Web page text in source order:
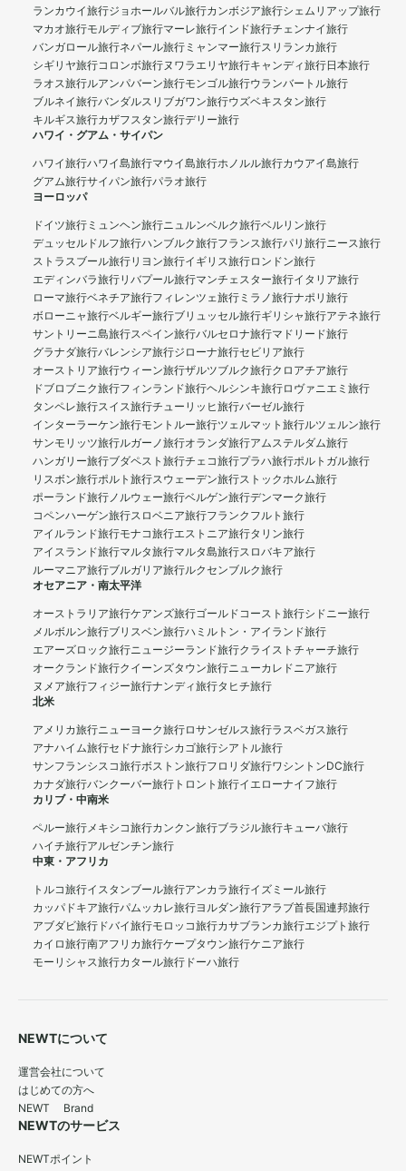
ランカウイ旅行ジョホールバル旅行カンボジア旅行シェムリアップ旅行
マカオ旅行モルディブ旅行マーレ旅行インド旅行チェンナイ旅行
バンガロール旅行ネパール旅行 ミャンマー旅行スリランカ旅行
シギリヤ旅行コロンボ旅行ヌワラエリヤ旅行キャンディ旅行日本旅行
ラオス旅行ルアンパバーン旅行モンゴル旅行ウランバートル旅行
ブルネイ旅行バンダルスリブガワン旅行ウズベキスタン旅行
キルギス旅行カザフスタン旅行デリー旅行
ハワイ・グアム・サイパン
ハワイ旅行ハワイ島旅行マウイ島旅行ホノルル旅行カウアイ島旅行
グアム旅行サイパン旅行パラオ旅行
ヨーロッパ
ドイツ旅行 ミュンヘン旅行ニュルンベルク旅行ベルリン旅行
デュッセルドルフ旅行ハンブルク旅行フランス旅行パリ旅行ニース旅行
ストラスブール旅行リヨン旅行イギリス旅行ロンドン旅行
エディンバラ旅行リバプール旅行マンチェスター旅行イタリア旅行
ローマ旅行ベネチア旅行フィレンツェ旅行 ミラノ旅行ナポリ旅行
ボローニャ旅行ベルギー旅行ブリュッセル旅行ギリシャ旅行アテネ旅行
サントリーニ島旅行スペイン旅行バルセロナ旅行マドリード旅行
グラナダ旅行バレンシア旅行ジローナ旅行セビリア旅行
オーストリア旅行ウィーン旅行ザルツブルク旅行クロアチア旅行
ドブロブニク旅行フィンランド旅行ヘルシンキ旅行ロヴァニエミ旅行
タンペレ旅行スイス旅行チューリッヒ旅行バーゼル旅行
インターラーケン旅行モントルー旅行ツェルマット旅行ルツェルン旅行
サンモリッツ旅行ルガーノ旅行オランダ旅行アムステルダム旅行
ハンガリー旅行ブダペスト旅行チェコ旅行プラハ旅行ポルトガル旅行
リスボン旅行ポルト旅行スウェーデン旅行ストックホルム旅行
ポーランド旅行ノルウェー旅行ベルゲン旅行デンマーク旅行
コペンハーゲン旅行スロベニア旅行フランクフルト旅行
アイルランド旅行モナコ旅行エストニア旅行タリン旅行
アイスランド旅行マルタ旅行マルタ島旅行スロバキア旅行
ルーマニア旅行ブルガリア旅行ルクセンブルク旅行
オセアニア・南太平洋
オーストラリア旅行ケアンズ旅行ゴールドコースト旅行シドニー旅行
メルボルン旅行ブリスベン旅行ハミルトン・アイランド旅行
エアーズロック旅行ニュージーランド旅行クライストチャーチ旅行
オークランド旅行クイーンズタウン旅行ニューカレドニア旅行
ヌメア旅行フィジー旅行ナンディ旅行タヒチ旅行
北米
アメリカ旅行ニューヨーク旅行ロサンゼルス旅行ラスベガス旅行
アナハイム旅行セドナ旅行シカゴ旅行シアトル旅行
サンフランシスコ旅行ボストン旅行フロリダ旅行ワシントンDC旅行
カナダ旅行バンクーバー旅行 トロント旅行イエローナイフ旅行
カリブ・中南米
ペルー旅行メキシコ旅行カンクン旅行ブラジル旅行キューバ旅行
ハイチ旅行アルゼンチン旅行
中東・アフリカ
トルコ旅行イスタンブール旅行アンカラ旅行イズミール旅行
カッパドキア旅行パムッカレ旅行ヨルダン旅行アラブ首長国連邦旅行
アブダビ旅行 ドバイ旅行モロッコ旅行カサブランカ旅行エジプト旅行
カイロ旅行南アフリカ旅行ケープタウン旅行ケニア旅行
モーリシャス旅行カタール旅行 ドーハ旅行
NEWTについて
運営会社について
はじめての方へ
NEWT Brand
NEWTのサービス
NEWTポイント